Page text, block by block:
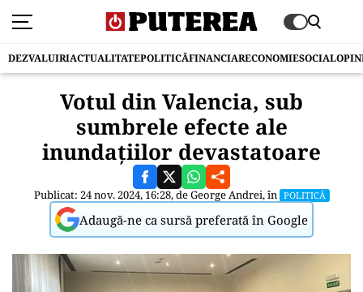
DEZVALUIRIACTUALITATEPOLITICĂFINANCIARECONOMIESOCIAL
Votul din Valencia, sub
sumbrele efecte ale
inundațiilor devastatoare
Publicat: 24 nov. 2024, 16:28, deGeorge Andrei, în POLITICĂ
Adaugă-ne ca sursă preferată în Google